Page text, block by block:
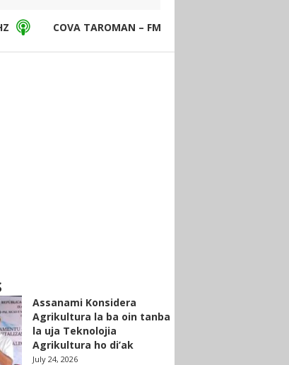
COVA TAROMAN – FM94.5MHZ
Assanami Konsidera
Agrikultura la ba oin tanba
la uja Teknolojia
Agrikultura ho di’ak
July 24, 2026